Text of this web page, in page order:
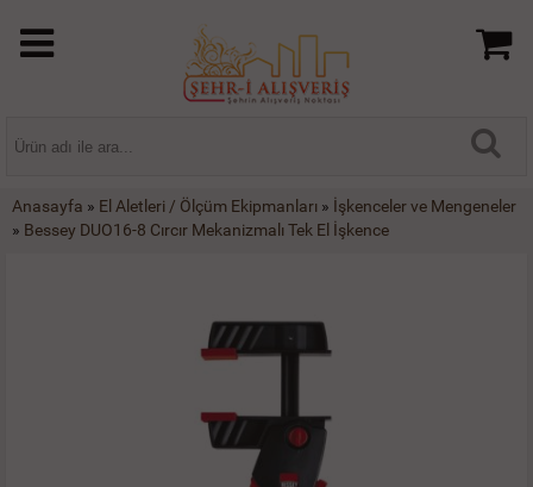
Anasayfa » El Aletleri / Ölçüm Ekipmanları » İşkenceler ve Mengeneler
» Bessey DUO16-8 Cırcır Mekanizmalı Tek El İşkence